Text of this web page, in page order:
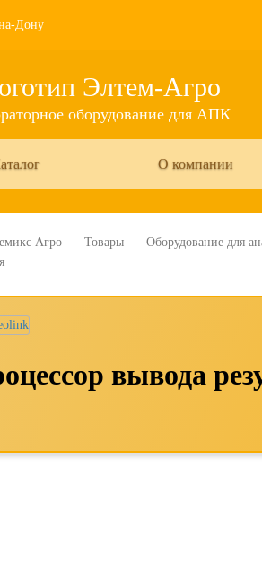
Дону
оборудование для АПК
О компании
Агро Товары Оборудование для
вывода